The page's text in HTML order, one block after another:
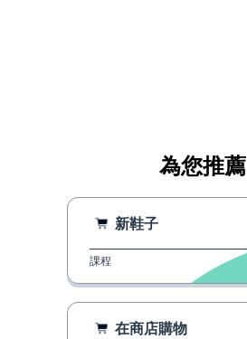
為您推薦
新鞋子
課程
在商店購物